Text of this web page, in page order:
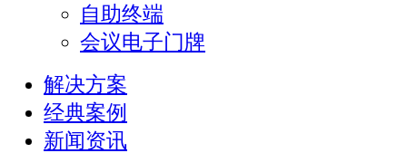
自助终端
会议电子门牌
解决方案
经典案例
新闻资讯